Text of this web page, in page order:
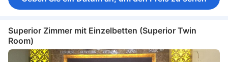
Superior Zimmer mit Einzelbetten (Superior Twin
Room)